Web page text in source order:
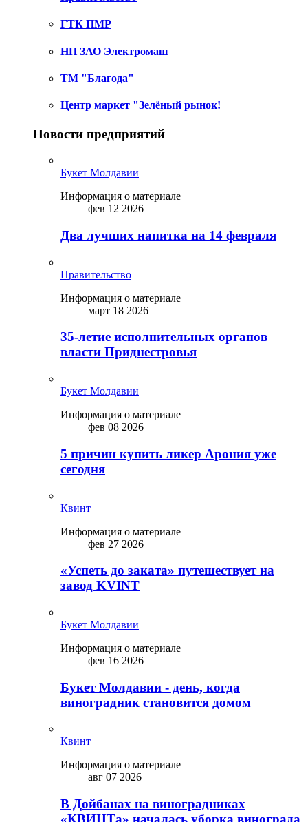
ГТК ПМР
НП ЗАО Электромаш
ТМ "Благода"
Центр маркет "Зелёный рынок!
Новости предприятий
Букет Молдавии
Информация о материале
фев 12 2026
Два лучших напитка на 14 февраля
Правительство
Информация о материале
март 18 2026
35-летие исполнительных органов
власти Приднестровья
Букет Молдавии
Информация о материале
фев 08 2026
5 причин купить ликep Арония уже
сегодня
Квинт
Информация о материале
фев 27 2026
«Успеть до заката» путешествует на
завод KVINT
Букет Молдавии
Информация о материале
фев 16 2026
Букет Молдавии - день, когда
виноградник становится домом
Квинт
Информация о материале
авг 07 2026
В Дойбанах на виноградниках
«КВИНТа» началась уборка винограда